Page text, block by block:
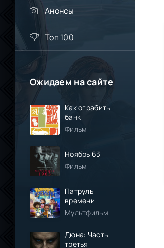
Анонсы
Топ 100
Ожидаем на сайте
Как ограбить
банк
Фильм
Ноябрь 63
Фильм
Патруль
времени
Мультфильм
Дюна: Часть
третья